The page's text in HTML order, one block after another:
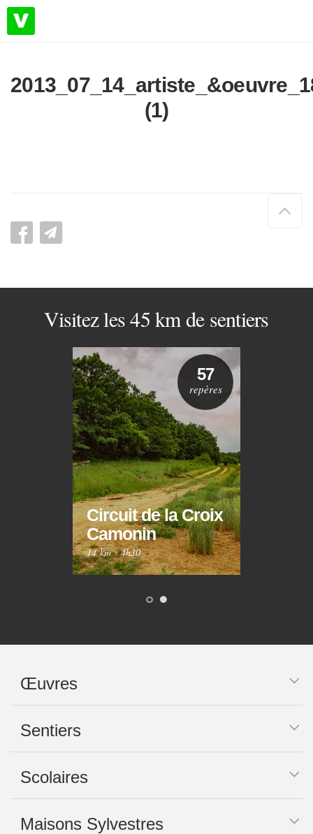
(1)
de
Visitez les 45 km de sentiers
Circuit de la Croix
Camonin
14 km·4h30
57
repères
Œuvres
Sentiers
Scolaires
Maisons Sylvestres